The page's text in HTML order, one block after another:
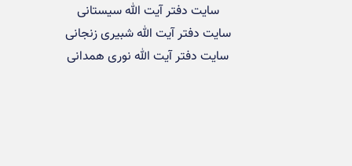
سایت دفتر آیت الله سیستانی
سایت دفتر آیت الله شبیری زنجانی
سایت دفتر آیت الله نوری همدانی